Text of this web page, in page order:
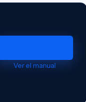
Ver el manual